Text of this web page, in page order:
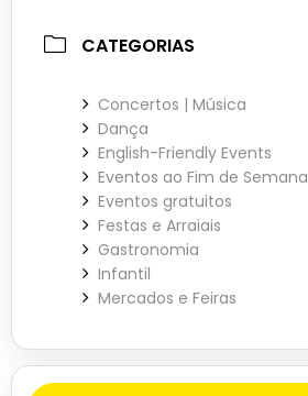
CATEGORIAS
Concertos | Música
Dança
English-Friendly Events
Eventos ao Fim de Semana
Eventos gratuitos
Festas e Arraiais
Gastronomia
Infantil
Mercados e Feiras